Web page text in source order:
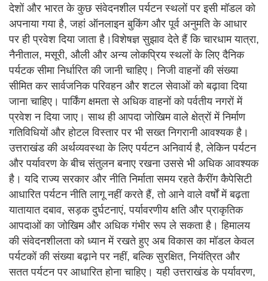
देशों और भारत के कुछ संवेदनशील पर्यटन स्थलों पर इसी मॉडल को
अपनाया गया है, जहां ऑनलाइन बुकिंग और पूर्व अनुमति के आधार
पर ही प्रवेश दिया जाता है।विशेषज्ञ सुझाव देते हैं कि चारधाम यात्रा,
नैनीताल, मसूरी, औली और अन्य लोकप्रिय स्थलों के लिए दैनिक
पर्यटक सीमा निर्धारित की जानी चाहिए। निजी वाहनों की संख्या
सीमित कर सार्वजनिक परिवहन और शटल सेवाओं को बढ़ावा दिया
जाना चाहिए। पार्किंग क्षमता से अधिक वाहनों को पर्वतीय नगरों में
प्रवेश न दिया जाए। साथ ही आपदा जोखिम वाले क्षेत्रों में निर्माण
गतिविधियों और होटल विस्तार पर भी सख्त निगरानी आवश्यक है।
उत्तराखंड की अर्थव्यवस्था के लिए पर्यटन अनिवार्य है, लेकिन पर्यटन
और पर्यावरण के बीच संतुलन बनाए रखना उससे भी अधिक आवश्यक
है। यदि राज्य सरकार और नीति निर्माता समय रहते कैरींग कैपेसिटी
आधारित पर्यटन नीति लागू नहीं करते हैं, तो आने वाले वर्षों में बढ़ता
यातायात दबाव, सड़क दुर्घटनाएं, पर्यावरणीय क्षति और प्राकृतिक
आपदाओं का जोखिम और अधिक गंभीर रूप ले सकता है। हिमालय
की संवेदनशीलता को ध्यान में रखते हुए अब विकास का मॉडल केवल
पर्यटकों की संख्या बढ़ाने पर नहीं, बल्कि सुरक्षित, नियंत्रित और
सतत पर्यटन पर आधारित होना चाहिए। यही उत्तराखंड के पर्यावरण,